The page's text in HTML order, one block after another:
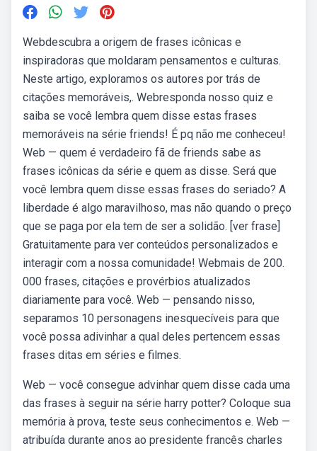
Webdescubra a origem de frases icônicas e
inspiradoras que moldaram pensamentos e culturas.
Neste artigo, exploramos os autores por trás de
citações memoráveis,. Webresponda nosso quiz e
saiba se você lembra quem disse estas frases
memoráveis na série friends! É pq não me conheceu!
Web — quem é verdadeiro fã de friends sabe as
frases icônicas da série e quem as disse. Será que
você lembra quem disse essas frases do seriado? A
liberdade é algo maravilhoso, mas não quando o preço
que se paga por ela tem de ser a solidão. [ver frase]
Gratuitamente para ver conteúdos personalizados e
interagir com a nossa comunidade! Webmais de 200.
000 frases, citações e provérbios atualizados
diariamente para você. Web — pensando nisso,
separamos 10 personagens inesquecíveis para que
você possa adivinhar a qual deles pertencem essas
frases ditas em séries e filmes.
Web — você consegue advinhar quem disse cada uma
das frases à seguir na série harry potter? Coloque sua
memória à prova, teste seus conhecimentos e. Web —
atribuída durante anos ao presidente francês charles